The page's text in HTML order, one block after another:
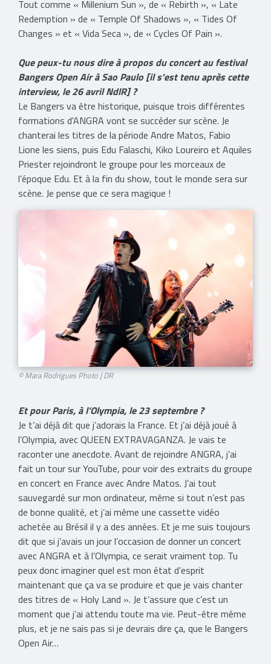
Tout comme « Millenium Sun », de « Rebirth », « Late
Redemption » de « Temple Of Shadows », « Tides Of
Changes » et « Vida Seca », de « Cycles Of Pain ».
Que peux-tu nous dire à propos du concert au festival
Bangers Open Air à Sao Paulo [il s'est tenu après cette
interview, le 26 avril NdlR] ?
Le Bangers va être historique, puisque trois différentes
formations d'ANGRA vont se succéder sur scène. Je
chanterai les titres de la période Andre Matos, Fabio
Lione les siens, puis Edu Falaschi, Kiko Loureiro et Aquiles
Priester rejoindront le groupe pour les morceaux de
l’époque Edu. Et à la fin du show, tout le monde sera sur
scène. Je pense que ce sera magique !
© Mara Rodrigues Photo | DR
Et pour Paris, à l’Olympia, le 23 septembre ?
Je t’ai déjà dit que j’adorais la France. Et j’ai déjà joué à
l’Olympia, avec QUEEN EXTRAVAGANZA. Je vais te
raconter une anecdote. Avant de rejoindre ANGRA, j’ai
fait un tour sur YouTube, pour voir des extraits du groupe
en concert en France avec Andre Matos. J’ai tout
sauvegardé sur mon ordinateur, même si tout n’est pas
de bonne qualité, et j’ai même une cassette vidéo
achetée au Brésil il y a des années. Et je me suis toujours
dit que si j’avais un jour l’occasion de donner un concert
avec ANGRA et à l’Olympia, ce serait vraiment top. Tu
peux donc imaginer quel est mon état d’esprit
maintenant que ça va se produire et que je vais chanter
des titres de « Holy Land ». Je t’assure que c’est un
moment que j’ai attendu toute ma vie. Peut-être même
plus, et je ne sais pas si je devrais dire ça, que le Bangers
Open Air…